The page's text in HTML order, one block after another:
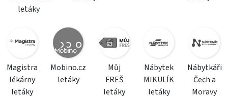
letáky
Magistra
lékárny
letáky
Mobino.cz
letáky
Můj
FREŠ
letáky
Nábytek
MIKULÍK
letáky
Nábytkáři
Čech a
Moravy